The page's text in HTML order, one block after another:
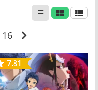
16
7.81